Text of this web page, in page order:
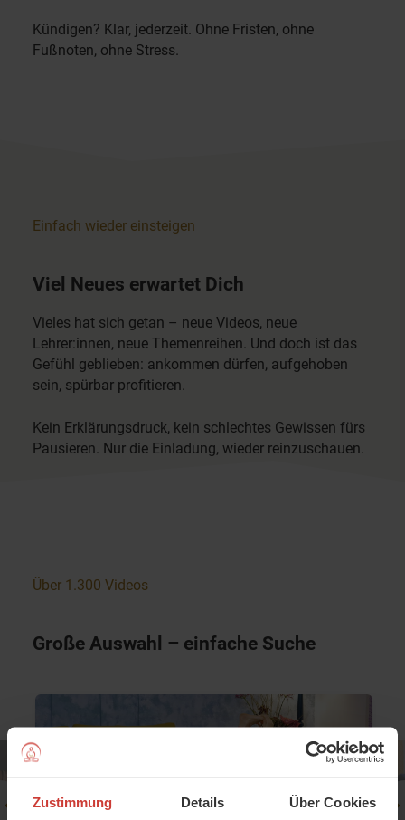
Zustimmung Details Über Cookies
Kündigen? Klar, jederzeit. Ohne Fristen, ohne
Fußnoten, ohne Stress.
Einfach wieder einsteigen
Viel Neues erwartet Dich
Vieles hat sich getan – neue Videos, neue
Lehrer:innen, neue Themenreihen. Und doch ist das
Gefühl geblieben: ankommen dürfen, aufgehoben
sein, spürbar profitieren.
Kein Erklärungsdruck, kein schlechtes Gewissen fürs
Pausieren. Nur die Einladung, wieder reinzuschauen.
Über 1.300 Videos
Große Auswahl – einfache Suche